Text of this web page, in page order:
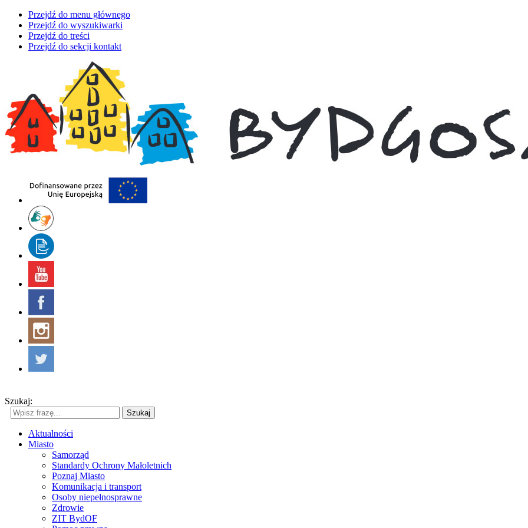
Przejdź do menu głównego
Przejdź do wyszukiwarki
Przejdź do treści
Przejdź do sekcji kontakt
Szukaj:
Szukaj
Aktualności
Miasto
Samorząd
Standardy Ochrony Małoletnich
Poznaj Miasto
Komunikacja i transport
Osoby niepełnosprawne
Zdrowie
ZIT BydOF